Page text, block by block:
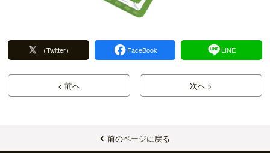
（Twitter） FaceBook LINE
< 前へ 次へ >
前のページに戻る